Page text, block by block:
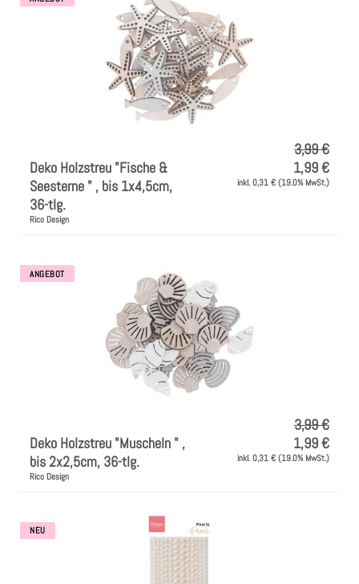
Maritim/Sommer
Herbst
Weihnachten
3,99 €
Deko Holzstreu "Fische &
Seesterne " , bis 1x4,5cm,
36-tlg.
Rico Design
1,99 €
inkl. 0,31 € (19.0% MwSt.)
ANGEBOT
3,99 €
Deko Holzstreu "Muscheln " ,
bis 2x2,5cm, 36-tlg.
Rico Design
1,99 €
inkl. 0,31 € (19.0% MwSt.)
NEU